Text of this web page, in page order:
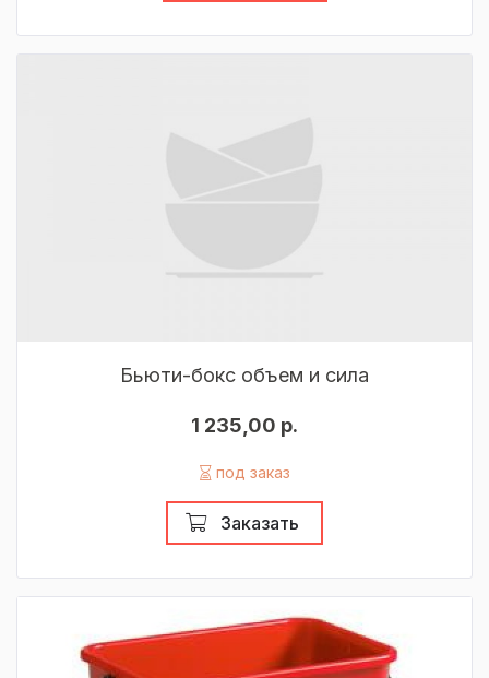
Бьюти-бокс объем и сила
1 235,00 р.
под заказ
Заказать